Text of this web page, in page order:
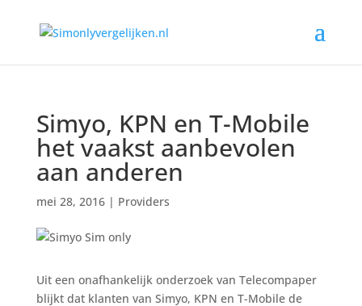
Simyo, KPN en T-Mobile
het vaakst aanbevolen
aan anderen
mei 28, 2016| Providers
Uit een onafhankelijk onderzoek van Telecompaper
blijkt dat klanten van Simyo, KPN en T-Mobile de